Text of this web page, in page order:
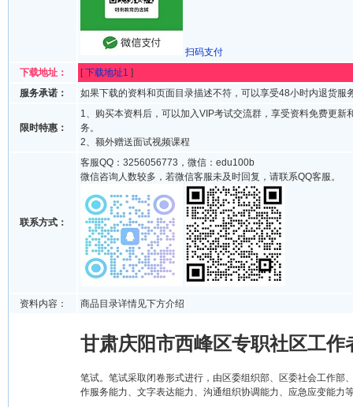
扫码支付
下载地址：
[下载地址1 ]
服务承诺：
如果下载的资料和页面目录描述不符，可以享受48小时内退货服
限时特惠：
1、购买本资料后，可以加入VIP考试交流群，享受资料免费更新
务。
2、额外赠送面试视频课程
联系方式：
客服QQ：3256056773，微信：edu100b
微信咨询人数较多，若微信客服未及时回复，请联系QQ客服。
资料内容： 商品目录详情见下方介绍
甘肃庆阳市西峰区专职社区工作
笔试。笔试采取闭卷形式进行，由区委组织部、区委社会工作
作服务能力、文字表达能力、沟通组织协调能力、应急应变能力